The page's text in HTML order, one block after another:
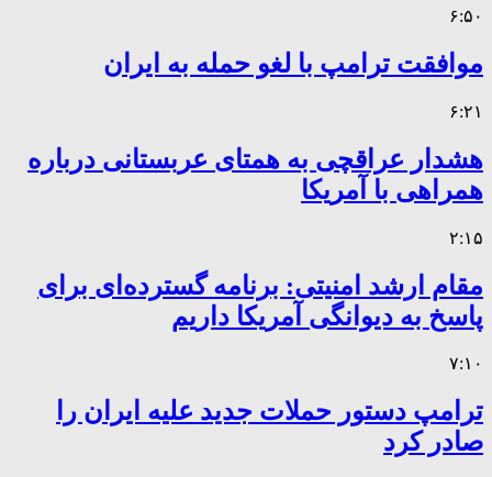
۶:۵۰
موافقت ترامپ با لغو حمله به ایران
۶:۲۱
هشدار عراقچی به همتای عربستانی درباره
همراهی با آمریکا
۲:۱۵
مقام ارشد امنیتی: برنامه گسترده‌ای برای
پاسخ به دیوانگی آمریکا داریم
۷:۱۰
ترامپ دستور حملات جدید علیه ایران را
صادر کرد